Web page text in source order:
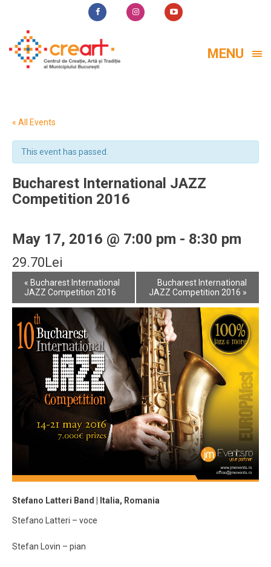
MENU
« All Events
This event has passed.
Bucharest International JAZZ
Competition 2016
May 17, 2016 @ 7:00 pm - 8:30 pm
29.70Lei
Event
Navigation
« Bucharest International
JAZZ Competition 2016
Bucharest International
JAZZ Competition 2016 »
Stefano Latteri Band | Italia, Romania
Stefano Latteri – voce
Stefan Lovin – pian